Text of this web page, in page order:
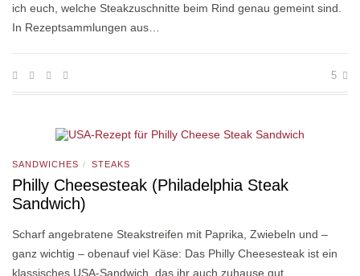
ich euch, welche Steakzuschnitte beim Rind genau gemeint sind.
In Rezeptsammlungen aus…
5
SANDWICHES / STEAKS
Philly Cheesesteak (Philadelphia Steak
Sandwich)
Scharf angebratene Steakstreifen mit Paprika, Zwiebeln und –
ganz wichtig – obenauf viel Käse: Das Philly Cheesesteak ist ein
klassisches USA-Sandwich, das ihr auch zuhause gut